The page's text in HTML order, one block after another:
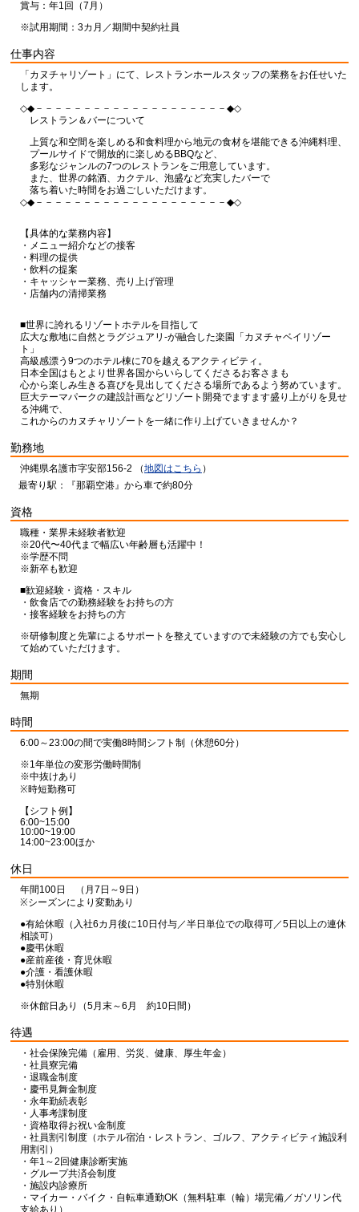
賞与：年1回（7月）
※試用期間：3カ月／期間中契約社員
仕事内容
「カヌチャリゾート」にて、レストランホールスタッフの業務をお任せいた
します。
◇◆－－－－－－－－－－－－－－－－－－－－◆◇
レストラン＆バーについて
上質な和空間を楽しめる和食料理から地元の食材を堪能できる沖縄料理、
プールサイドで開放的に楽しめるBBQなど、
多彩なジャンルの7つのレストランをご用意しています。
また、世界の銘酒、カクテル、泡盛など充実したバーで
落ち着いた時間をお過ごしいただけます。
◇◆－－－－－－－－－－－－－－－－－－－－◆◇
【具体的な業務内容】
・メニュー紹介などの接客
・料理の提供
・飲料の提案
・キャッシャー業務、売り上げ管理
・店舗内の清掃業務
■世界に誇れるリゾートホテルを目指して
広大な敷地に自然とラグジュアリ-が融合した楽園「カヌチャベイリゾー
ト」
高級感漂う9つのホテル棟に70を越えるアクティビティ。
日本全国はもとより世界各国からいらしてくださるお客さまも
心から楽しみ生きる喜びを見出してくださる場所であるよう努めています。
巨大テーマパークの建設計画などリゾート開発でますます盛り上がりを見せ
る沖縄で、
これからのカヌチャリゾートを一緒に作り上げていきませんか？
勤務地
沖縄県名護市字安部156-2 （地図はこちら ）
最寄り駅：『那覇空港』から車で約80分
資格
職種・業界未経験者歓迎
※20代〜40代まで幅広い年齢層も活躍中！
※学歴不問
※新卒も歓迎
■歓迎経験・資格・スキル
・飲食店での勤務経験をお持ちの方
・接客経験をお持ちの方
※研修制度と先輩によるサポートを整えていますので未経験の方でも安心し
て始めていただけます。
期間
無期
時間
6:00～23:00の間で実働8時間シフト制（休憩60分）
※1年単位の変形労働時間制
※中抜けあり
※時短勤務可
【シフト例】
6:00~15:00
10:00~19:00
14:00~23:00ほか
休日
年間100日 （月7日～9日）
※シーズンにより変動あり
●有給休暇（入社6カ月後に10日付与／半日単位での取得可／5日以上の連休
相談可）
●慶弔休暇
●産前産後・育児休暇
●介護・看護休暇
●特別休暇
※休館日あり（5月末～6月 約10日間）
待遇
・社会保険完備（雇用、労災、健康、厚生年金）
・社員寮完備
・退職金制度
・慶弔見舞金制度
・永年勤続表彰
・人事考課制度
・資格取得お祝い金制度
・社員割引制度（ホテル宿泊・レストラン、ゴルフ、アクティビティ施設利
用割引）
・年1～2回健康診断実施
・グループ共済会制度
・施設内診療所
・マイカー・バイク・自転車通勤OK（無料駐車（輪）場完備／ガソリン代
支給あり）